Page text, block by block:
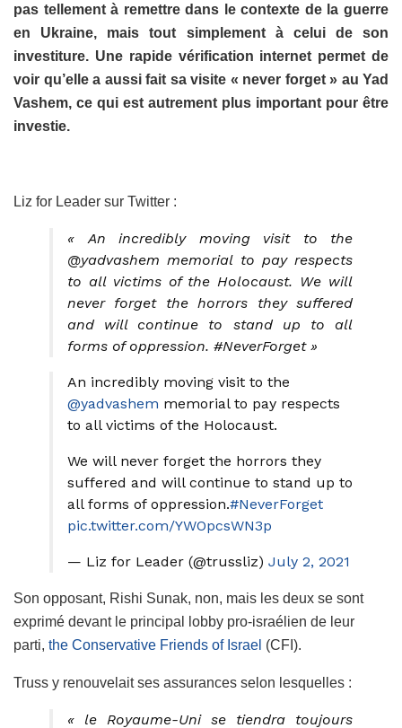
pas tellement à remettre dans le contexte de la guerre
en Ukraine, mais tout simplement à celui de son
investiture. Une rapide vérification internet permet de
voir qu’elle a aussi fait sa visite « never forget » au Yad
Vashem, ce qui est autrement plus important pour être
investie.
Liz for Leader sur Twitter :
« An incredibly moving visit to the
@yadvashem memorial to pay respects
to all victims of the Holocaust. We will
never forget the horrors they suffered
and will continue to stand up to all
forms of oppression. #NeverForget »
An incredibly moving visit to the
@yadvashem memorial to pay respects
to all victims of the Holocaust.
We will never forget the horrors they
suffered and will continue to stand up to
all forms of oppression.#NeverForget
pic.twitter.com/YWOpcsWN3p
— Liz for Leader (@trussliz) July 2, 2021
Son opposant, Rishi Sunak, non, mais les deux se sont
exprimé devant le principal lobby pro-israélien de leur
parti, the Conservative Friends of Israel (CFI).
Truss y renouvelait ses assurances selon lesquelles :
« le Royaume-Uni se tiendra toujours